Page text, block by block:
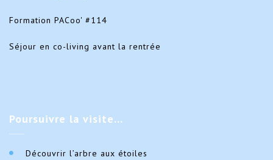
Formation PACoo' #114
Séjour en co-living avant la rentrée
Poursuivre la visite…
Découvrir l’arbre aux étoiles